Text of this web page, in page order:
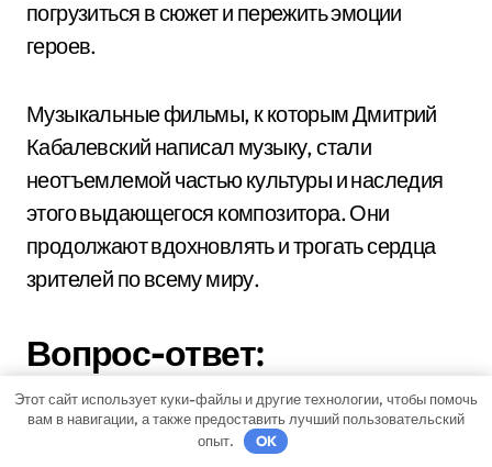
погрузиться в сюжет и пережить эмоции
героев.
Музыкальные фильмы, к которым Дмитрий
Кабалевский написал музыку, стали
неотъемлемой частью культуры и наследия
этого выдающегося композитора. Они
продолжают вдохновлять и трогать сердца
зрителей по всему миру.
Вопрос-ответ:
Какие основные этапы можно
выделить в биографии Дмитрия
Этот сайт использует куки-файлы и другие технологии, чтобы помочь
вам в навигации, а также предоставить лучший пользовательский
опыт.
OK